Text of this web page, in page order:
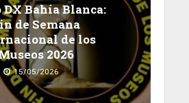
DX Bahía Blanca:
de Semana
de los
2026
15/05/2026